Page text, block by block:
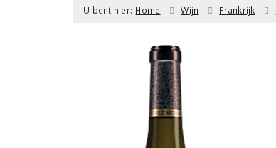
U bent hier: Home Wijn Frankrijk